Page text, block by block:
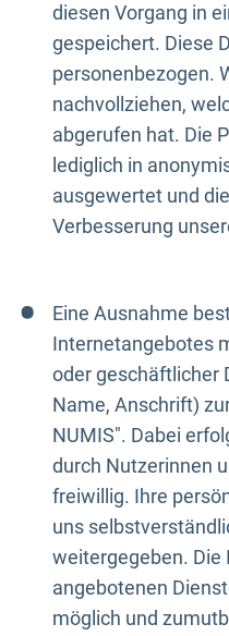
diesen Vorgang in
gespeichert. Diese
personenbezogen.
nachvollziehen,
abgerufen hat. Die
lediglich in
ausgewertet und
Verbesserung
Eine Ausnahme
Internetangebotes
oder geschäftlicher
Name, Anschrift)
NUMIS". Dabei
durch Nutzerinnen
freiwillig. Ihre
uns
weitergegeben. Die
angebotenen
möglich und